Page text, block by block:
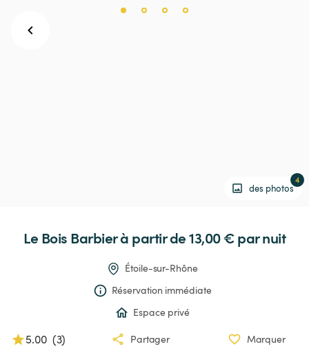
des photos
4
Le Bois Barbier à partir de 13,00 € par nuit
Étoile-sur-Rhône
Réservation immédiate
Espace privé
5.00 (3) Partager Marquer